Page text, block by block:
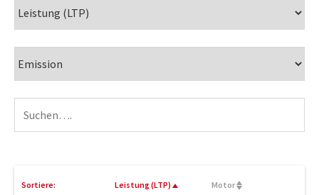
Sortiere: Leistung (LTP) Motor